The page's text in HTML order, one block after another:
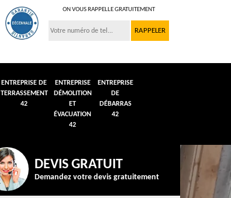
ON VOUS RAPPELLE GRATUITEMENT
ENTREPRISE DE
TERRASSEMENT
42
ENTREPRISE
DÉMOLITION
ET
ÉVACUATION
42
ENTREPRISE
DE
DÉBARRAS
42
DEVIS GRATUIT
Demandez votre devis gratuitement